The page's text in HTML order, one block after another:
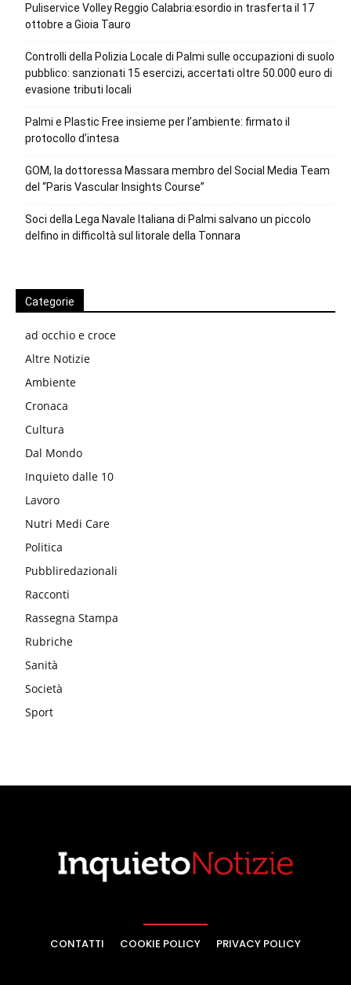
Puliservice Volley Reggio Calabria:esordio in trasferta il 17
ottobre a Gioia Tauro
Controlli della Polizia Locale di Palmi sulle occupazioni di suolo
pubblico: sanzionati 15 esercizi, accertati oltre 50.000 euro di
evasione tributi locali
Palmi e Plastic Free insieme per l’ambiente: firmato il
protocollo d’intesa
GOM, la dottoressa Massara membro del Social Media Team
del “Paris Vascular Insights Course”
Soci della Lega Navale Italiana di Palmi salvano un piccolo
delfino in difficoltà sul litorale della Tonnara
Categorie
ad occhio e croce
Altre Notizie
Ambiente
Cronaca
Cultura
Dal Mondo
Inquieto dalle 10
Lavoro
Nutri Medi Care
Politica
Pubbliredazionali
Racconti
Rassegna Stampa
Rubriche
Sanità
Società
Sport
CONTATTI COOKIE POLICY PRIVACY POLICY